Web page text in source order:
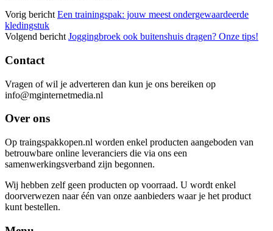
Vorig bericht Een trainingspak: jouw meest ondergewaardeerde
kledingstuk
Volgend bericht Joggingbroek ook buitenshuis dragen? Onze tips!
Contact
Vragen of wil je adverteren dan kun je ons bereiken op
info@mginternetmedia.nl
Over ons
Op traingspakkopen.nl worden enkel producten aangeboden van
betrouwbare online leveranciers die via ons een
samenwerkingsverband zijn begonnen.
Wij hebben zelf geen producten op voorraad. U wordt enkel
doorverwezen naar één van onze aanbieders waar je het product
kunt bestellen.